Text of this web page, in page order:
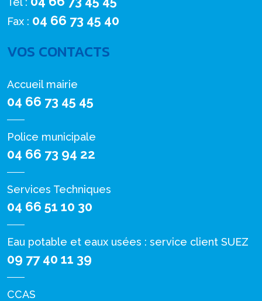
Fax : 04 66 73 45 40
VOS CONTACTS
Accueil mairie
04 66 73 45 45
Police municipale
04 66 73 94 22
Services Techniques
04 66 51 10 30
Eau potable et eaux usées : service client SUEZ
09 77 40 11 39
CCAS